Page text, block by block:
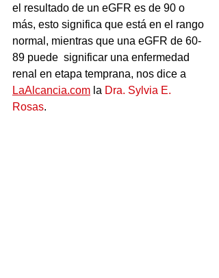
el resultado de un eGFR es de 90 o
más, esto significa que está en el rango
normal, mientras que una eGFR de 60-
89 puede  significar una enfermedad
renal en etapa temprana, nos dice a
LaAlcancia.com la Dra. Sylvia E.
Rosas.